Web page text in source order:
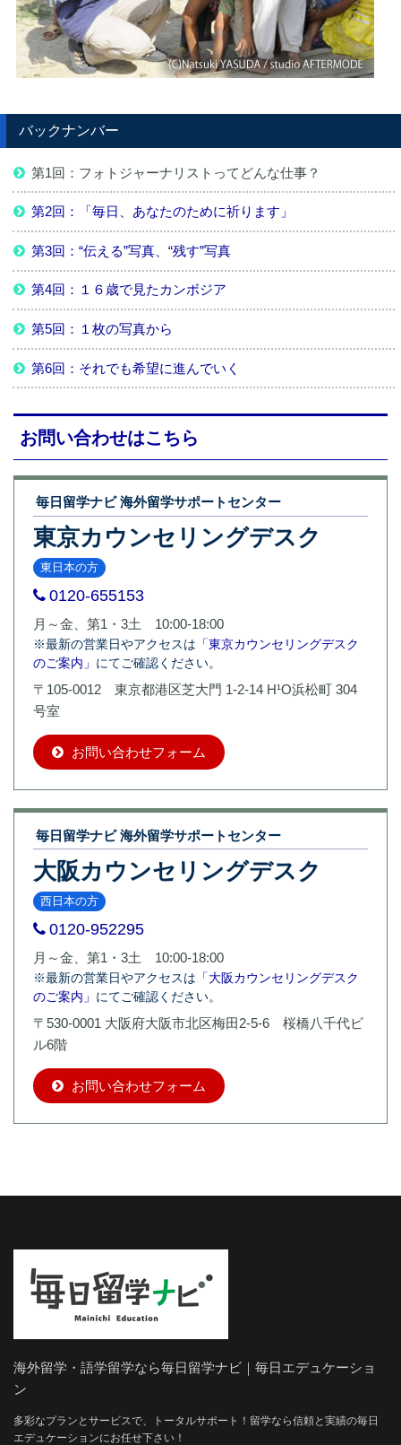
バックナンバー
第1回：フォトジャーナリストってどんな仕事？
第2回：「毎日、あなたのために祈ります」
第3回：“伝える”写真、“残す”写真
第4回：１６歳で見たカンボジア
第5回：１枚の写真から
第6回：それでも希望に進んでいく
お問い合わせはこちら
毎日留学ナビ 海外留学サポートセンター
東京カウンセリングデスク
東日本の方
0120-655153
月～金、第1・3土 10:00-18:00
※最新の営業日やアクセスは 「東京カウンセリングデスク
のご案内」 にてご確認ください。
〒105-0012 東京都港区芝大門 1-2-14 H¹O浜松町 304
号室
お問い合わせフォーム
毎日留学ナビ 海外留学サポートセンター
大阪カウンセリングデスク
西日本の方
0120-952295
月～金、第1・3土 10:00-18:00
※最新の営業日やアクセスは 「大阪カウンセリングデスク
のご案内」 にてご確認ください。
〒530-0001 大阪府大阪市北区梅田2-5-6 桜橋八千代ビ
ル6階
お問い合わせフォーム
海外留学・語学留学なら毎日留学ナビ｜毎日エデュケーショ
ン
多彩なプランとサービスで、トータルサポート！留学なら信頼と実績の毎日
エデュケーションにお任せ下さい！